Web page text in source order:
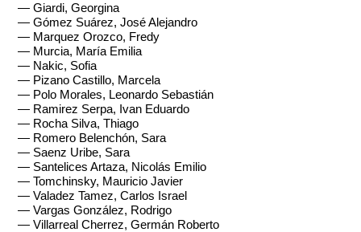
— Giardi, Georgina
— Gómez Suárez, José Alejandro
— Marquez Orozco, Fredy
— Murcia, María Emilia
— Nakic, Sofia
— Pizano Castillo, Marcela
— Polo Morales, Leonardo Sebastián
— Ramirez Serpa, Ivan Eduardo
— Rocha Silva, Thiago
— Romero Belenchón, Sara
— Saenz Uribe, Sara
— Santelices Artaza, Nicolás Emilio
— Tomchinsky, Mauricio Javier
— Valadez Tamez, Carlos Israel
— Vargas González, Rodrigo
— Villarreal Cherrez, Germán Roberto